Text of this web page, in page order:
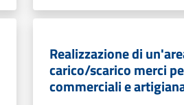
Realizzazione di
carico/scarico merci
commerciali e